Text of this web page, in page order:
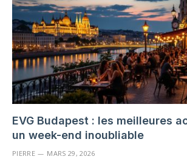
EVG Budapest : les meilleures
un week-end inoubliable
PIERRE MARS 29, 2026